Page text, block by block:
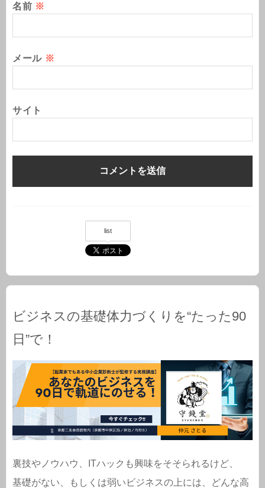
名前 ※
メール ※
サイト
list
ビジネスの基礎体力づくりを“たった90
日”で！
裏技やノウハウ、ITハックも興味をそそられるけど、
基礎がない、もしくは弱いビジネスの上には、どんな高